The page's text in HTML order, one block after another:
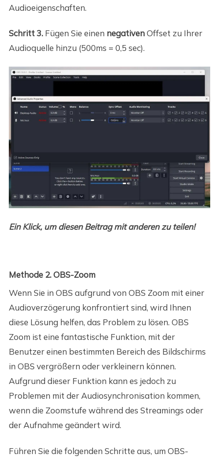
Audioeigenschaften.
Schritt 3. Fügen Sie einen negativenOffset zu Ihrer
Audioquelle hinzu (500ms = 0,5 sec).
Ein Klick, um diesen Beitrag mit anderen zu teilen!
Methode 2. OBS-Zoom
Wenn Sie in OBS aufgrund von OBS Zoom mit einer
Audioverzögerung konfrontiert sind, wird Ihnen
diese Lösung helfen, das Problem zu lösen. OBS
Zoom ist eine fantastische Funktion, mit der
Benutzer einen bestimmten Bereich des Bildschirms
in OBS vergrößern oder verkleinern können.
Aufgrund dieser Funktion kann es jedoch zu
Problemen mit der Audiosynchronisation kommen,
wenn die Zoomstufe während des Streamings oder
der Aufnahme geändert wird.
Führen Sie die folgenden Schritte aus, um OBS-